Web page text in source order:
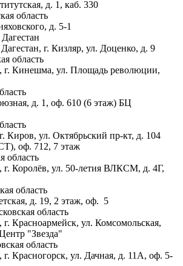
д. 1, каб. 330
область
д. 5-1
г. Кизляр, ул. Доценко, д. 9
область
г. Кинешма, ул. Площадь революции,
д. 1, оф. 610 (6 этаж) БЦ
Киров, ул. Октябрьский пр-кт, д. 104
оф. 712, 7 этаж
область
г. Королёв, ул. 50-летия ВЛКСМ, д. 4Г,
область
д. 19, 2 этаж, оф. 5
область
г. Красноармейск, ул. Комсомольская,
"Звезда"
область
г. Красногорск, ул. Дачная, д. 11А, оф. 5-